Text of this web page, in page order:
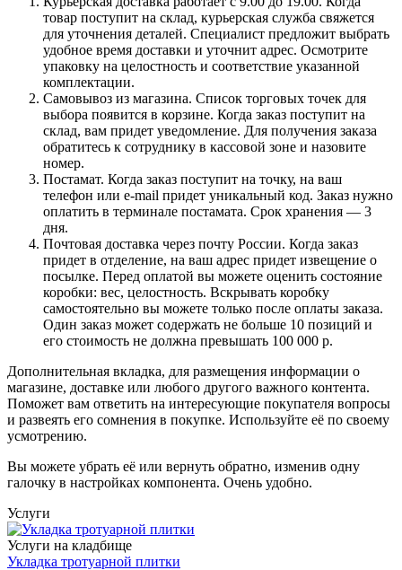
товар поступит на склад, курьерская служба свяжется
для уточнения деталей. Специалист предложит выбрать
удобное время доставки и уточнит адрес. Осмотрите
упаковку на целостность и соответствие указанной
комплектации.
Самовывоз из магазина. Список торговых точек для
выбора появится в корзине. Когда заказ поступит на
склад, вам придет уведомление. Для получения заказа
обратитесь к сотруднику в кассовой зоне и назовите
номер.
Постамат. Когда заказ поступит на точку, на ваш
телефон или e-mail придет уникальный код. Заказ нужно
оплатить в терминале постамата. Срок хранения — 3
дня.
Почтовая доставка через почту России. Когда заказ
придет в отделение, на ваш адрес придет извещение о
посылке. Перед оплатой вы можете оценить состояние
коробки: вес, целостность. Вскрывать коробку
самостоятельно вы можете только после оплаты заказа.
Один заказ может содержать не больше 10 позиций и
его стоимость не должна превышать 100 000 р.
Дополнительная вкладка, для размещения информации о
магазине, доставке или любого другого важного контента.
Поможет вам ответить на интересующие покупателя вопросы
и развеять его сомнения в покупке. Используйте её по своему
усмотрению.
Вы можете убрать её или вернуть обратно, изменив одну
галочку в настройках компонента. Очень удобно.
Услуги
Услуги на кладбище
Укладка тротуарной плитки